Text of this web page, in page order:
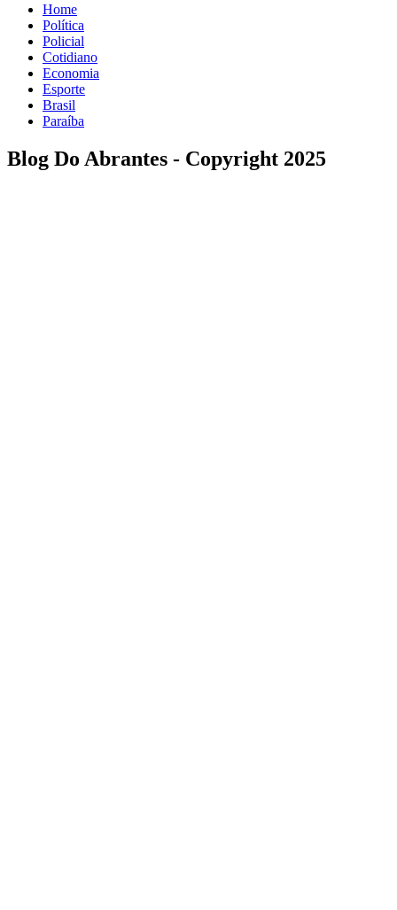
Home
Política
Policial
Cotidiano
Economia
Esporte
Brasil
Paraíba
Blog Do Abrantes - Copyright 2025